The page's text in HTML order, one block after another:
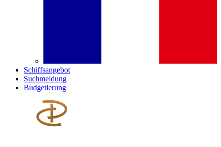
Schiffsangebot
Suchmeldung
Budgetierung